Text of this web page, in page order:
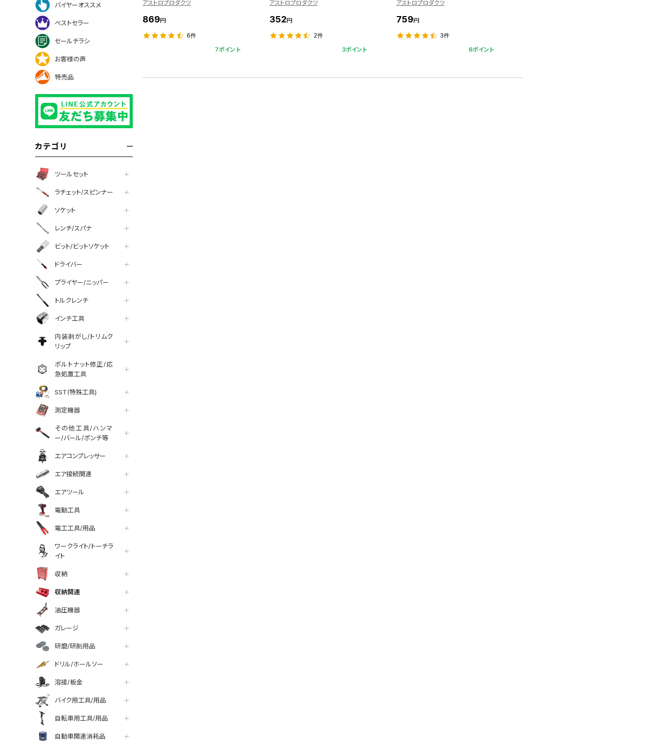
バイヤーオススメ
ベストセラー
セールチラシ
お客様の声
特売品
カテゴリ
ツールセット
ラチェット/スピンナー
ソケット
レンチ/スパナ
ビット/ビットソケット
ドライバー
プライヤー/ニッパー
トルクレンチ
インチ工具
内装剥がし/トリムク
リップ
ボルトナット修正/応
急処置工具
SST(特殊工具)
測定機器
その他工具/ハンマ
ー/バール/ポンチ等
エアコンプレッサー
エア接続関連
エアツール
電動工具
電工工具/用品
ワークライト/トーチラ
イト
収納
収納関連
油圧機器
ガレージ
研磨/研削用品
ドリル/ホールソー
溶接/板金
バイク用工具/用品
自転車用工具/用品
自動車関連消耗品
アストロプロダクツ
869円
6件
7ポイント
アストロプロダクツ
352円
2件
3ポイント
アストロプロダクツ
759円
3件
6ポイント